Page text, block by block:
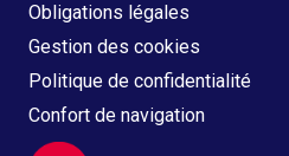
Obligations légales
Gestion des cookies
Politique de confidentialité
Confort de navigation